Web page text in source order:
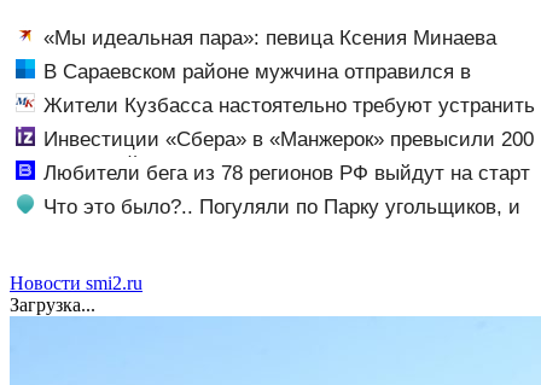
«Мы идеальная пара»: певица Ксения Минаева
после измены парня нашла нового возлюбленного
В Сараевском районе мужчина отправился в
колонию строгого режима за пьяное вождение
Жители Кузбасса настоятельно требуют устранить
давнюю проблему с закрытым мостом в
Таштагольском районе
Инвестиции «Сбера» в «Манжерок» превысили 200
млрд рублей
Любители бега из 78 регионов РФ выйдут на старт
полумарафона в Санкт-Петербурге - Новости на
Что это было?.. Погуляли по Парку угольщиков, и
Новости smi2.ru
Загрузка...